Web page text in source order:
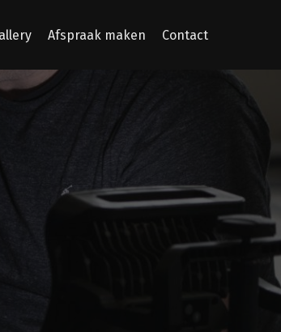
Afspraak maken Contact